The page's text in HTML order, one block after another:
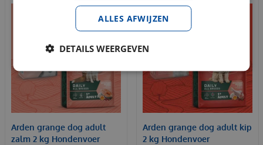
Arden grange dog adult
zalm 2 kg Hondenvoer
Arden grange dog adult kip
2 kg Hondenvoer
ALLES AFWIJZEN
DETAILS WEERGEVEN